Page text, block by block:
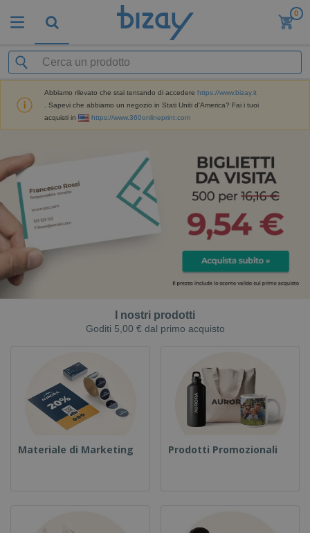
0
Abbiamo rilevato che stai tentando di accedere https://www.bizay.it
. Sapevi che abbiamo un negozio in Stati Uniti d'America? Fai i tuoi
acquisti in
https://www.360onlineprint.com
I nostri prodotti
Goditi 5,00 € dal primo acquisto
Materiale di Marketing Prodotti Promozionali